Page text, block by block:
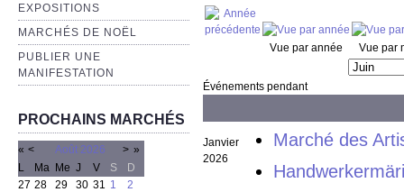
EXPOSITIONS
MARCHÉS DE NOËL
PUBLIER UNE
MANIFESTATION
PROCHAINS MARCHÉS
« < Août 2026 > »
L
Ma Me J V S
D
27 28 29 30 31 1
2
Vue par année Vue par
Événements pendant
Janvier
2026
Marché des